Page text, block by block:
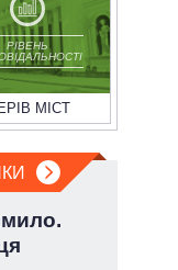
РІВЕНЬ
МІСТ